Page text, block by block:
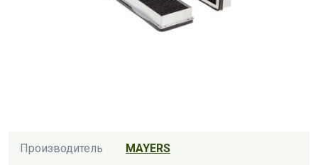
Производитель MAYERS